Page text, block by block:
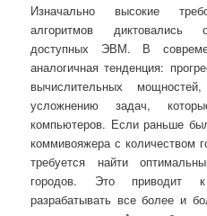
Изначально высокие
алгоритмов диктовались
доступных ЭВМ. В
аналогичная тенденция:
вычислительных
усложнению задач,
компьютеров. Если раньше
коммивояжера с количеством
требуется найти
городов. Это приводит
разрабатывать все более и